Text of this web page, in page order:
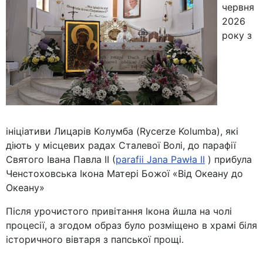
червня
2026
року з
ініціативи Лицарів Колумба (Rycerze Kolumba), які
діють у місцевих радах Сталевої Волі, до парафії
Святого Івана Павла ІІ (parafii Jana Pawła II ) прибула
Ченстоховська Ікона Матері Божої «Від Океану до
Океану»
Після урочистого привітання Iкона йшла на чолі
процесії, а згодом образ було розміщено в храмі біля
історичного вівтаря з папської прощі.